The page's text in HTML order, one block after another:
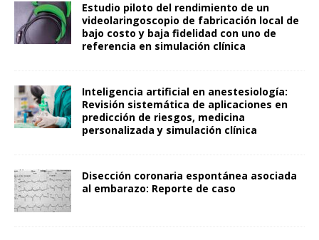
Estudio piloto del rendimiento de un
videolaringoscopio de fabricación local de
bajo costo y baja fidelidad con uno de
referencia en simulación clínica
Inteligencia artificial en anestesiología:
Revisión sistemática de aplicaciones en
predicción de riesgos, medicina
personalizada y simulación clínica
Disección coronaria espontánea asociada
al embarazo: Reporte de caso